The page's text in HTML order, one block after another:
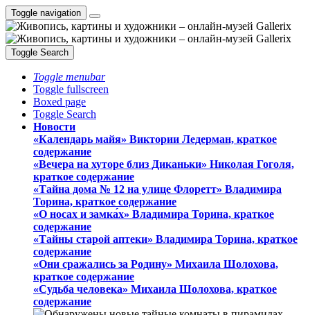
Toggle navigation
Toggle Search
Toggle menubar
Toggle fullscreen
Boxed page
Toggle Search
Новости
«Календарь майя» Виктории Ледерман, краткое
содержание
«Вечера на хуторе близ Диканьки» Николая Гоголя,
краткое содержание
«Тайна дома № 12 на улице Флоретт» Владимира
Торина, краткое содержание
«О носах и замка́х» Владимира Торина, краткое
содержание
«Тайны старой аптеки» Владимира Торина, краткое
содержание
«Они сражались за Родину» Михаила Шолохова,
краткое содержание
«Судьба человека» Михаила Шолохова, краткое
содержание